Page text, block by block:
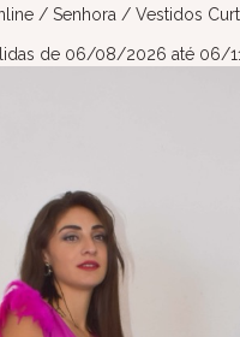
/ Senhora / Vestidos
de 06/08/2026 até 06/